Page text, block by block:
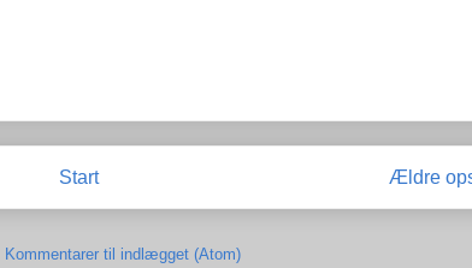
Ældre
Start
Kommentarer til indlægget (Atom)